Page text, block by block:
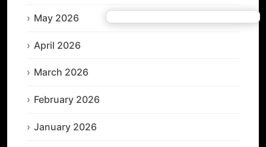
May 2026
April 2026
March 2026
February 2026
January 2026